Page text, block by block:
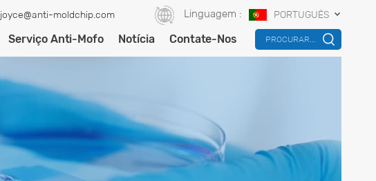
joyce@anti-moldchip.com Linguagem : PORTUGUÊS
Serviço Anti-Mofo Notícia Contate-Nos PROCURAR...